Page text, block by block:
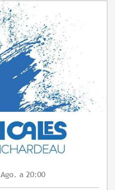
Ago. a 20:00